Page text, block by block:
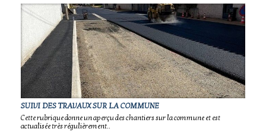
SUIVI DES TRAVAUX SUR LA COMMUNE
Cette rubrique donne un aperçu des chantiers sur la commune et est
actualisée très régulièrement..